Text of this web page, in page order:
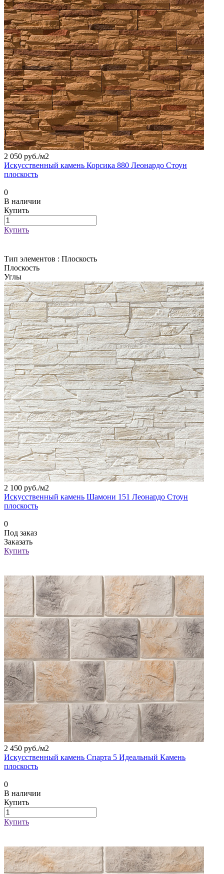
2 050 руб./м2
Искусственный камень Корсика 880 Леонардо Стоун
плоскость
0
В наличии
Купить
Купить
Тип элементов : Плоскость
Плоскость
Углы
2 100 руб./м2
Искусственный камень Шамони 151 Леонардо Стоун
плоскость
0
Под заказ
Заказать
Купить
2 450 руб./м2
Искусственный камень Спарта 5 Идеальный Камень
плоскость
0
В наличии
Купить
Купить